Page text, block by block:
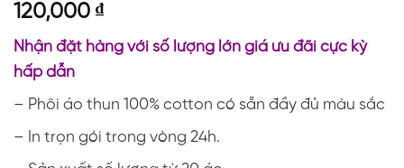
120,000 ₫
Nhận đặt hàng với số lượng lớn giá ưu đãi cực kỳ
hấp dẫn
– Phôi áo thun 100% cotton có sẵn đầy đủ màu sắc
– In trọn gói trong vòng 24h.